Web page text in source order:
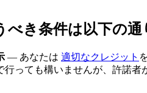
べき条件は以下の通
— あなたは 適切なクレジット
行っても構いませんが、許諾者